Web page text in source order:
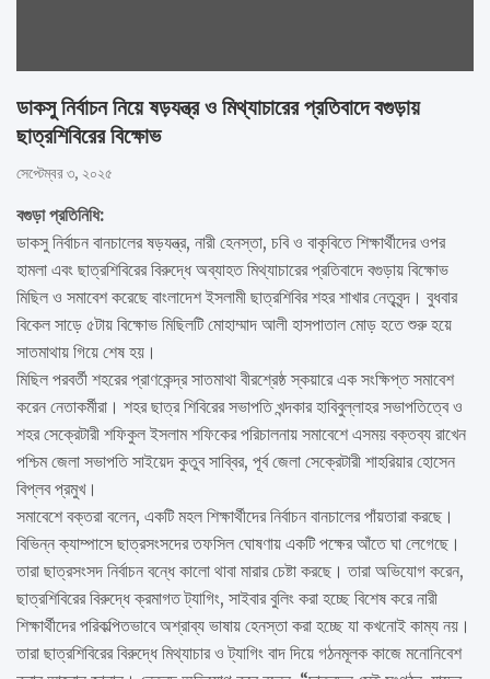
ডাকসু নির্বাচন নিয়ে ষড়যন্ত্র ও মিথ্যাচারের প্রতিবাদে বগুড়ায়
ছাত্রশিবিরের বিক্ষোভ
সেপ্টেম্বর ৩, ২০২৫
বগুড়া প্রতিনিধি:
ডাকসু নির্বাচন বানচালের ষড়যন্ত্র, নারী হেনস্তা, চবি ও বাকৃবিতে শিক্ষার্থীদের ওপর
হামলা এবং ছাত্রশিবিরের বিরুদ্ধে অব্যাহত মিথ্যাচারের প্রতিবাদে বগুড়ায় বিক্ষোভ
মিছিল ও সমাবেশ করেছে বাংলাদেশ ইসলামী ছাত্রশিবির শহর শাখার নেতৃবৃন্দ। বুধবার
বিকেল সাড়ে ৫টায় বিক্ষোভ মিছিলটি মোহাম্মাদ আলী হাসপাতাল মোড় হতে শুরু হয়ে
সাতমাথায় গিয়ে শেষ হয়।
মিছিল পরবর্তী শহরের প্রাণকেন্দ্র সাতমাথা বীরশ্রেষ্ঠ স্কয়ারে এক সংক্ষিপ্ত সমাবেশ
করেন নেতাকর্মীরা। শহর ছাত্র শিবিরের সভাপতি খন্দকার হাবিবুল্লাহর সভাপতিত্বে ও
শহর সেক্রেটারী শফিকুল ইসলাম শফিকের পরিচালনায় সমাবেশে এসময় বক্তব্য রাখেন
পশ্চিম জেলা সভাপতি সাইয়েদ কুতুব সাব্বির, পূর্ব জেলা সেক্রেটারী শাহরিয়ার হোসেন
বিপ্লব প্রমুখ।
সমাবেশে বক্তরা বলেন, একটি মহল শিক্ষার্থীদের নির্বাচন বানচালের পাঁয়তারা করছে।
বিভিন্ন ক্যাম্পাসে ছাত্রসংসদের তফসিল ঘোষণায় একটি পক্ষের আঁতে ঘা লেগেছে।
তারা ছাত্রসংসদ নির্বাচন বন্ধে কালো থাবা মারার চেষ্টা করছে। তারা অভিযোগ করেন,
ছাত্রশিবিরের বিরুদ্ধে ক্রমাগত ট্যাগিং, সাইবার বুলিং করা হচ্ছে বিশেষ করে নারী
শিক্ষার্থীদের পরিকল্পিতভাবে অশ্রাব্য ভাষায় হেনস্তা করা হচ্ছে যা কখনোই কাম্য নয়।
তারা ছাত্রশিবিরের বিরুদ্ধে মিথ্যাচার ও ট্যাগিং বাদ দিয়ে গঠনমূলক কাজে মনোনিবেশ